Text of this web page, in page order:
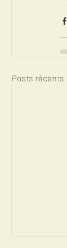
Posts récents